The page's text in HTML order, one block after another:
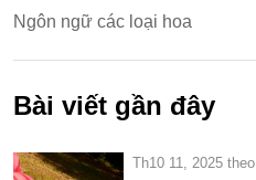
Ngôn ngữ các loại hoa
Bài viết gần đây
Th10 11, 2025 theo